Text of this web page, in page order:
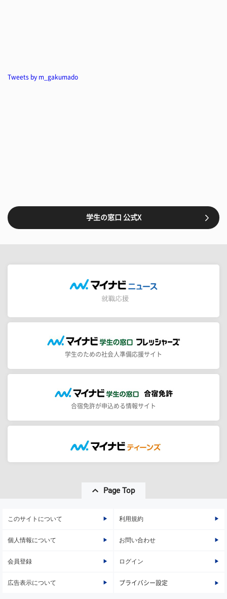
Tweets by m_gakumado
学生の窓口 公式X
学生のための社会人準備応援サイト
合宿免許が申込める情報サイト
Page Top
このサイトについて 利用規約
個人情報について お問い合わせ
会員登録 ログイン
広告表示について プライバシー設定